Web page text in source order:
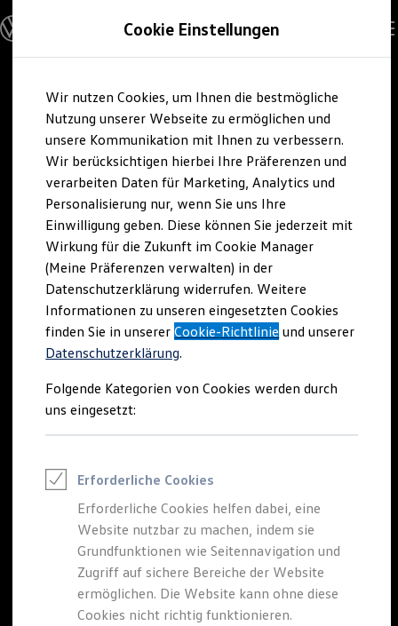
Hauptinhalt
springen
Footer
springen
Modelle und Konfigurator
Konfigurator
Modelle vergleichen
Elektroautos
ENERGY Sondermodelle
Nutzfahrzeuge
SUV und CUV
Familienautos
Kombis
Kompaktwagen
Sportwagen
Schnell verfügbare Fahrzeuge
Angebote und Produkte
Aktuelle Angebote
E-Auto-Förderung
Volkswagen Marktplatz
Die ENERGY Sondermodelle
Junge Gebrauchtwagen und Gebrauchtwagen
Volkswagen Zertifizierte Gebrauchtwagen
Elektromobilität bei Gebrauchtwagen
Saisonangebote
Reifenpakete
Leasing
Leasing-Angebote
Elektroauto Leasing
Kleinwagen-Leasing
Leasing ohne Anzahlung
Finanzierung
Autokredit mit Schlussrate
Versicherungen und Garantien
Kfz-Versicherung
Restschuldversicherungen
Garantien
Cookie Einstellungen
Wir nutzen Cookies, um Ihnen die bestmögliche
Nutzung unserer Webseite zu ermöglichen und
unsere Kommunikation mit Ihnen zu verbessern.
Wir berücksichtigen hierbei Ihre Präferenzen und
verarbeiten Daten für Marketing, Analytics und
Personalisierung nur, wenn Sie uns Ihre
Einwilligung geben. Diese können Sie jederzeit mit
Wirkung für die Zukunft im Cookie Manager
(Meine Präferenzen verwalten) in der
Datenschutzerklärung widerrufen. Weitere
Informationen zu unseren eingesetzten Cookies
finden Sie in unsererCookie-Richtlinie und unserer
Datenschutzerklärung.
Folgende Kategorien von Cookies werden durch
uns eingesetzt:
Erforderliche Cookies
Erforderliche Cookies helfen dabei, eine
Website nutzbar zu machen, indem sie
Grundfunktionen wie Seitennavigation und
Zugriff auf sichere Bereiche der Website
ermöglichen. Die Website kann ohne diese
Cookies nicht richtig funktionieren.